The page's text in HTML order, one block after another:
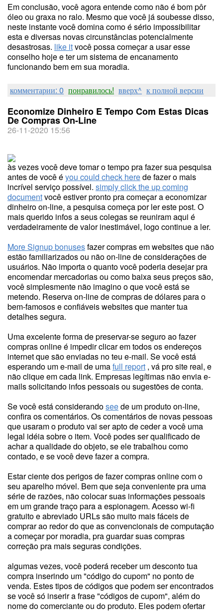
Em conclusão, você agora entende como não é bom pôr
óleo ou graxa no ralo. Mesmo que você já soubesse disso,
neste instante você domina como é sério impossibilitar
esta e diversas novas circunstâncias potencialmente
desastrosas. like itvocê possa começar a usar esse
conselho hoje e ter um sistema de encanamento
funcionando bem em sua moradia.
комментарии: 0 понравилось! вверх^ к полной версии
Economize Dinheiro E Tempo Com Estas Dicas
De Compras On-Line
26-11-2020 15:56
às vezes você deve tomar o tempo pra fazer sua pesquisa
antes de você éyou could check herede fazer o mais
incrível serviço possível. simply click the up coming
documentvocê estiver pronto pra começar a economizar
dinheiro on-line, a pesquisa começa por ler este post. O
mais querido infos a seus colegas se reuniram aqui é
verdadeiramente de valor inestimável, logo continue a ler.
More Signup bonusesfazer compras em websites que não
estão familiarizados ou não on-line de considerações de
usuários. Não importa o quanto você poderia desejar pra
encomendar mercadorias ou como baixa seus preços são,
você simplesmente não imagino o que você está se
metendo. Reserva on-line de compras de dólares para o
bem-famosos e confiáveis websites que manter tua
detalhes segura.
Uma excelente forma de preservar-se seguro ao fazer
compras online é impedir clicar em todos os endereços
internet que são enviadas no teu e-mail. Se você está
esperando um e-mail de umafull report , vá pro site real, e
não clique em cada link. Empresas legítimas não envia e-
mails solicitando infos pessoais ou sugestões de conta.
Se você está considerandoseede um produto on-line,
confira os comentários. Os comentários de novas pessoas
que usaram o produto vai ser apto de ceder a você uma
legal idéia sobre o item. Você podes ser qualificado de
achar a qualidade do objeto, se ele trabalhou como
contado, e se você deve fazer a compra.
Estar ciente dos perigos de fazer compras online com o
seu aparelho móvel. Bem que seja conveniente pra uma
série de razões, não colocar suas informações pessoais
em um grande traço para a espionagem. Acesso wi-fi
gratuito e abreviado URLs são muito mais fáceis de
comprar ao redor do que as convencionais de computação
a começar por moradia, pra guardar suas compras
correção pra mais seguras condições.
algumas vezes, você poderá receber um desconto tua
compra inserindo um "código do cupom" no ponto de
venda. Estes tipos de códigos que podem ser encontrados
se você só inserir a frase "códigos de cupom", além do
nome do comerciante ou do produto. Eles podem ofertar